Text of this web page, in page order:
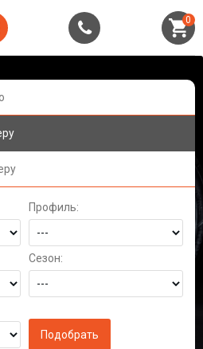
0
Профиль:
Сезон: